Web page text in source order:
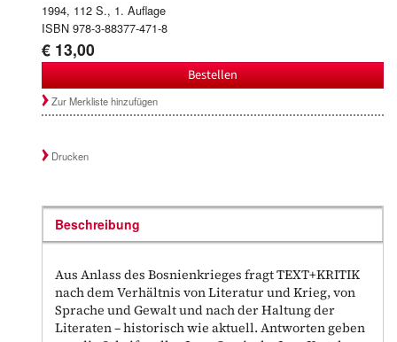
1994, 112 S., 1. Auflage
ISBN 978-3-88377-471-8
€ 13,00
Bestellen
Zur Merkliste hinzufügen
Drucken
Beschreibung
Aus Anlass des Bosnienkrieges fragt TEXT+KRITIK
nach dem Verhältnis von Literatur und Krieg, von
Sprache und Gewalt und nach der Haltung der
Literaten – historisch wie aktuell. Antworten geben